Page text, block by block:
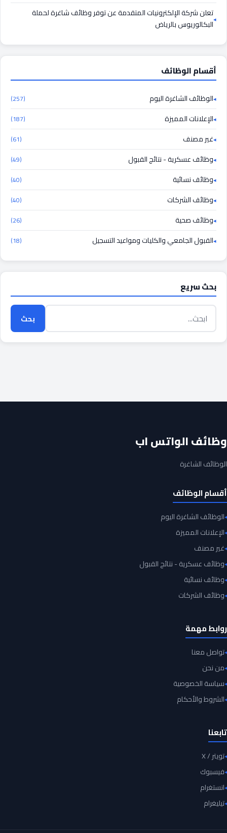
تعلن شركة الإلكترونيات المتقدمة عن توفر وظائف شاغرة لحملة
البكالوريوس بالرياض
أقسام الوظائف
الوظائف الشاغرة اليوم (257)
الإعلانات المميزة (187)
غير مصنف (61)
وظائف عسكرية - نتائج القبول (49)
وظائف نسائية (40)
وظائف الشركات (40)
وظائف صحية (26)
القبول الجامعي والكليات ومواعيد التسجيل (18)
بحث سريع
بحث
وظائف الواتس اب
الوظائف الشاغرة
أقسام الوظائف
الوظائف الشاغرة اليوم
الإعلانات المميزة
غير مصنف
وظائف عسكرية - نتائج القبول
وظائف نسائية
وظائف الشركات
روابط مهمة
تواصل معنا
من نحن
سياسة الخصوصية
الشروط والأحكام
تابعنا
تويتر / X
فيسبوك
انستغرام
تيليغرام